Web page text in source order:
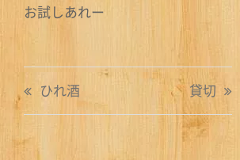
お試しあれー
投
稿
ナ
ひれ酒 貸切